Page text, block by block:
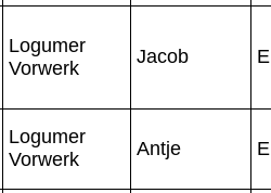
Logumer
Vorwerk
Jacob
Logumer
Vorwerk
Antje